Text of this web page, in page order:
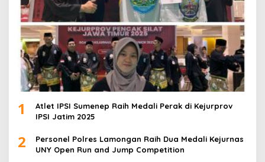
1
Atlet IPSI Sumenep Raih Medali Perak di Kejurprov
IPSI Jatim 2025
2
Personel Polres Lamongan Raih Dua Medali Kejurnas
UNY Open Run and Jump Competition